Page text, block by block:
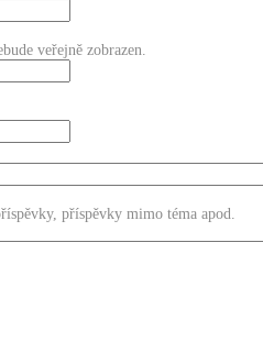
veřejně zobrazen.
příspěvky mimo téma apod.